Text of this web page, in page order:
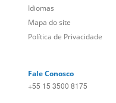
Idiomas
Mapa do site
Política de Privacidade
Fale Conosco
+55 15 3500 8175